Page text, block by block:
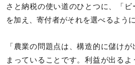
さと納税の使い道のひとつに、「ビ
を加え、寄付者がそれを選べるように
「農業の問題点は、構造的に儲け
まっていることです。利益が出る